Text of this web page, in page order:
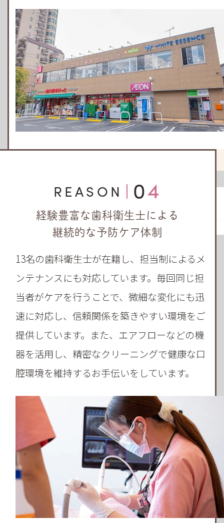
REASON 04
経験豊富な歯科衛生士による
継続的な予防ケア体制
13名の歯科衛生士が在籍し、担当制によるメ
ンテナンスにも対応しています。毎回同じ担
当者がケアを行うことで、微細な変化にも迅
速に対応し、信頼関係を築きやすい環境をご
提供しています。また、エアフローなどの機
器を活用し、精密なクリーニングで健康な口
腔環境を維持するお手伝いをしています。